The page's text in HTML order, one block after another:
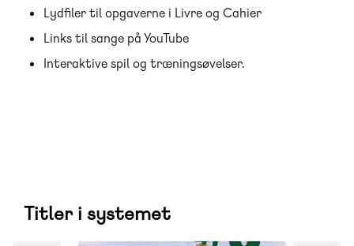
Lydfiler til opgaverne i Livre og Cahier
Links til sange på YouTube
Interaktive spil og træningsøvelser.
Titler i systemet